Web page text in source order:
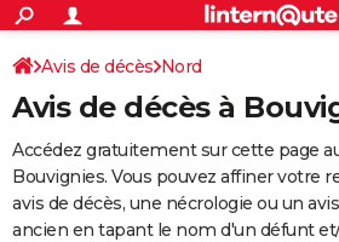
ACTUALITÉS
Politique
Société
Faits Divers
Education
Monde
Villes
+
SPORT
Coupe du monde 2026
Football
Tennis
Cyclisme
Rugby
Forum
Programme TV
TNT
Streaming
Cinéma
Sorties cinéma
Musique
+
FINANCE
Retraite
Impôts
Epargne
Immobilier
Risques naturels par ville
Banque
Assurance
Crédit
AUTO
Avis de décès Nord
Avis de décès à
Accédez gratuitement sur cette page
Bouvignies. Vous pouvez affiner votre
avis de décès, une nécrologie ou un
ancien en tapant le nom d'un défunt